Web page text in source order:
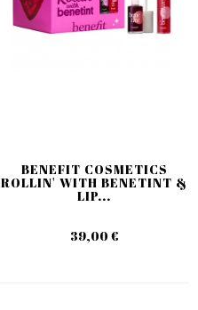
BENEFIT COSMETICS
ROLLIN' WITH BENETINT &
LIP...
39,00 €